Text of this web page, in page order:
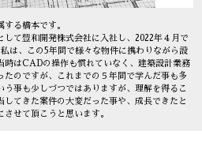
る橋本です。
て豊和開発株式会社に入社し、2022年４月で
は、この5年間で様々な物件に携わりながら設
時はCADの操作も慣れていなく、建築設計業務
たのですが、これまでの５年間で学んだ事も多
う事も少しづつではありますが、理解を得るこ
してきた案件の大変だった事や、成長できたと
せて頂こうと思います。